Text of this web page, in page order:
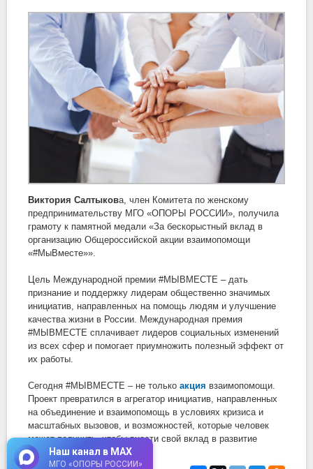
Виктория Салтыкова, член Комитета по женскому
предпринимательству МГО «ОПОРЫ РОССИИ», получила
грамоту к памятной медали «За бескорыстный вклад в
организацию Общероссийской акции взаимопомощи
«#МыВместе»».
Цель Международной премии #МЫВМЕСТЕ – дать
признание и поддержку лидерам общественно значимых
инициатив, направленных на помощь людям и улучшение
качества жизни в России. Международная премия
#МЫВМЕСТЕ сплачивает лидеров социальных изменений
из всех сфер и помогает приумножить полезный эффект от
их работы.
Сегодня #МЫВМЕСТЕ – не только акция взаимопомощи.
Проект превратился в агрегатор инициатив, направленных
на объединение и взаимопомощь в условиях кризиса и
масштабных вызовов, и возможностей, которые человек
может получить, чтобы внести свой вклад в развитие
страны.Наш канал в MAX
МГО «ОПОРЫ РОССИИ»